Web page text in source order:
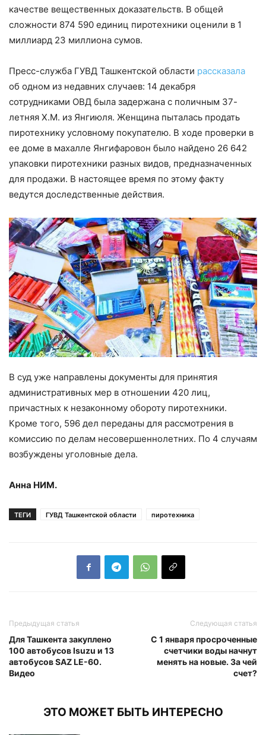
качестве вещественных доказательств. В общей
сложности 874 590 единиц пиротехники оценили в 1
миллиард 23 миллиона сумов.
Пресс-служба ГУВД Ташкентской области рассказала
об одном из недавних случаев: 14 декабря
сотрудниками ОВД была задержана с поличным 37-
летняя Х.М. из Янгиюля. Женщина пыталась продать
пиротехнику условному покупателю. В ходе проверки в
ее доме в махалле Янгифаровон было найдено 26 642
упаковки пиротехники разных видов, предназначенных
для продажи. В настоящее время по этому факту
ведутся доследственные действия.
В суд уже направлены документы для принятия
административных мер в отношении 420 лиц,
причастных к незаконному обороту пиротехники.
Кроме того, 596 дел переданы для рассмотрения в
комиссию по делам несовершеннолетних. По 4 случаям
возбуждены уголовные дела.
Анна НИМ.
ТЕГИ ГУВД Ташкентской области пиротехника
Предыдущая статья
Для Ташкента закуплено
100 автобусов Isuzu и 13
автобусов SAZ LE-60.
Видео
Следующая статья
С 1 января просроченные
счетчики воды начнут
менять на новые. За чей
счет?
ЭТО МОЖЕТ БЫТЬ ИНТЕРЕСНО